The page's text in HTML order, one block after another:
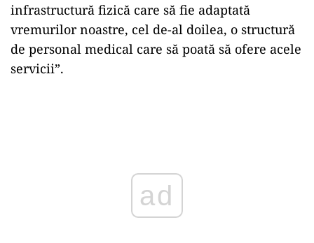
infrastructură fizică care să fie adaptată
vremurilor noastre, cel de-al doilea, o structură
de personal medical care să poată să ofere acele
servicii”.